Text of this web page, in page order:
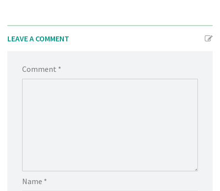
LEAVE A COMMENT
Comment *
Name *